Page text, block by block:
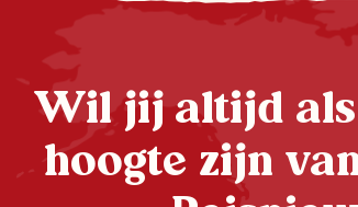
Wil jij altijd als
hoogte zijn